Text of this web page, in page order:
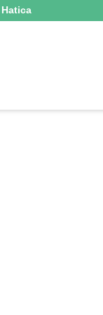
Hatica